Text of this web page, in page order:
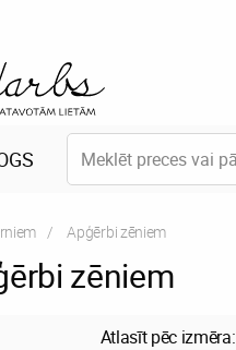
Current:
Apģērbi zēniem
zēniem
Atlasīt pēc izmēra: